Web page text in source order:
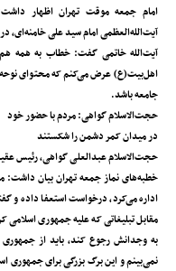
امام جمعه موقت تهران اظهار
آیت‌الله‌العظمی امام سید علی خامنه‌ای،
آیت‌الله خاتمی گفت: خطاب به همه
اهل‌بیت(ع) عرض می‌کنم که محتوای نوحه‌ها
جامعه باشد.
حجت‌الاسلام گواهی: مردم با حضور خود
در میدان کمر دشمن را شکستند
حجت‌الاسلام عبدالعلی گواهی، رئیس
خطبه‌های نماز جمعه تهران بیان
اداره می‌کرد، درخواست استعفا داده و
مقابل تبلیغاتی که علیه جمهوری
به وجدانش رجوع کند، باید از
نمی‌بینم و این برگ بزرگی برای